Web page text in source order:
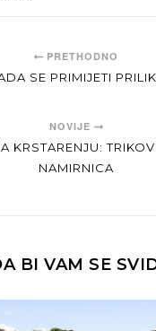
PRETHODNO
SE PRIMIJETI
NOVIJE
KRSTARENJU:
NAMIRNICA
BI VAM SE